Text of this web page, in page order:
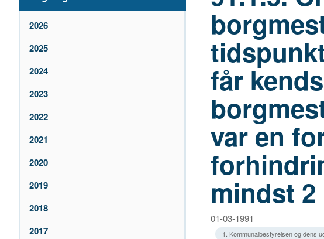
2026
2025
2024
2023
2022
2021
2020
2019
2018
2017
får
var en
mindst 2
01-03-1991
1. Kommunalbestyrelsen og dens